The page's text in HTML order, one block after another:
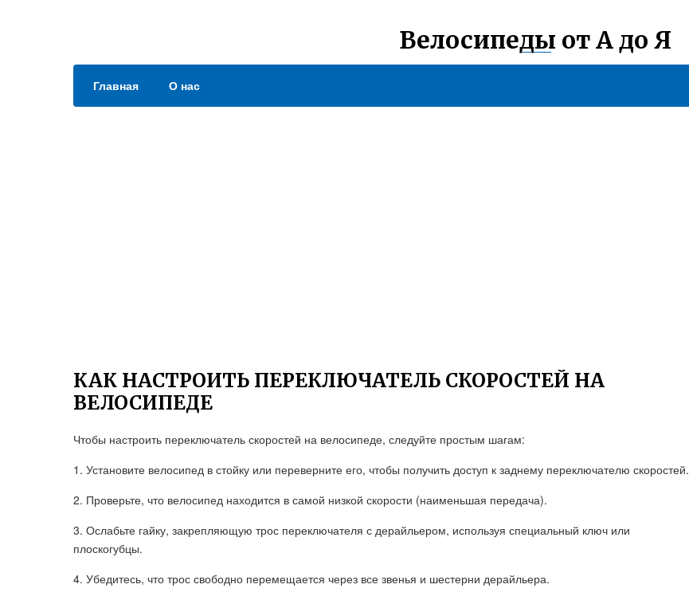
Велосипеды от А до Я
Главная О нас
КАК НАСТРОИТЬ ПЕРЕКЛЮЧАТЕЛЬ СКОРОСТЕЙ НА
ВЕЛОСИПЕДЕ
Чтобы настроить переключатель скоростей на велосипеде, следуйте простым шагам:
1. Установите велосипед в стойку или переверните его, чтобы получить доступ к заднему переключателю скоростей.
2. Проверьте, что велосипед находится в самой низкой скорости (наименьшая передача).
3. Ослабьте гайку, закрепляющую трос переключателя с дерайльером, используя специальный ключ или
плоскогубцы.
4. Убедитесь, что трос свободно перемещается через все звенья и шестерни дерайльера.